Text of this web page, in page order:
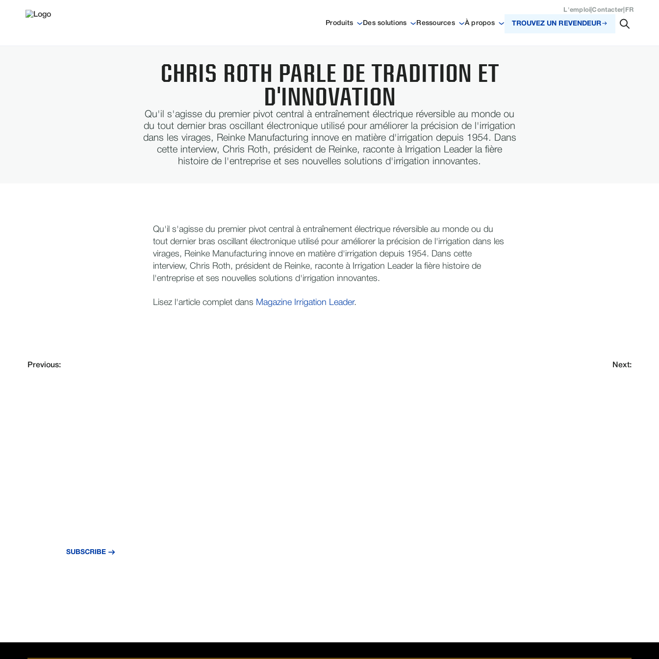
L'emploi |Contacter FR
Produits Des solutions Ressources À propos TROUVEZ UN REVENDEUR
CHRIS ROTH PARLE DE TRADITION ET
D'INNOVATION
Qu'il s'agisse du premier pivot central à entraînement électrique réversible au monde ou
du tout dernier bras oscillant électronique utilisé pour améliorer la précision de l'irrigation
dans les virages, Reinke Manufacturing innove en matière d'irrigation depuis 1954. Dans
cette interview, Chris Roth, président de Reinke, raconte à Irrigation Leader la fière
histoire de l'entreprise et ses nouvelles solutions d'irrigation innovantes.
Qu'il s'agisse du premier pivot central à entraînement électrique réversible au monde ou du
tout dernier bras oscillant électronique utilisé pour améliorer la précision de l'irrigation dans les
virages, Reinke Manufacturing innove en matière d'irrigation depuis 1954. Dans cette
interview, Chris Roth, président de Reinke, raconte à Irrigation Leader la fière histoire de
l'entreprise et ses nouvelles solutions d'irrigation innovantes.
Lisez l'article complet dans Magazine Irrigation Leader.
Previous: Next:
SUBSCRIBE